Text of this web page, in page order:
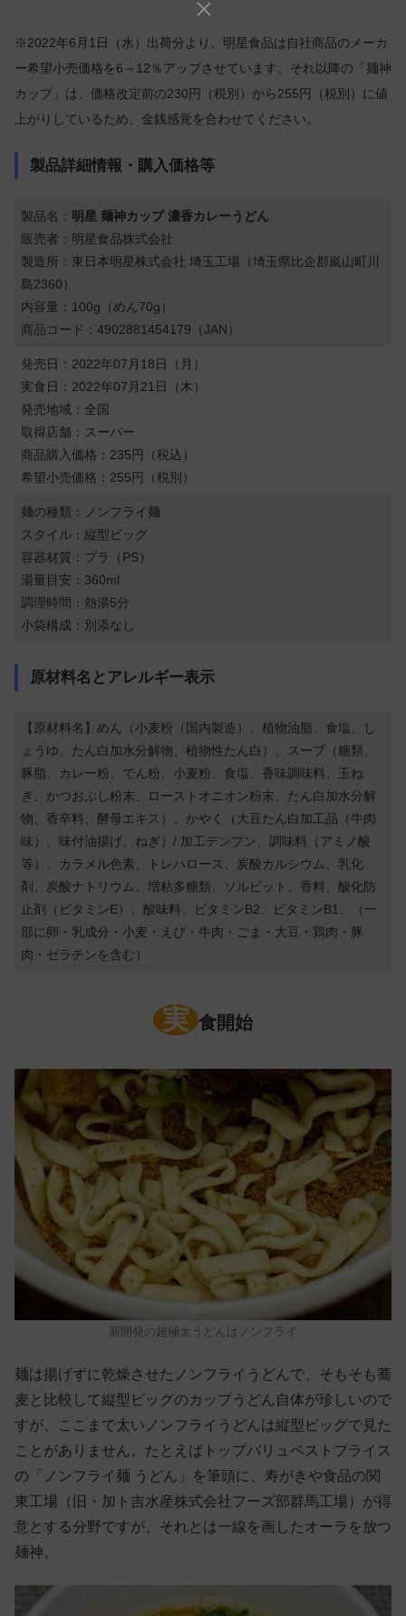
※2022年6月1日（水）出荷分より、明星食品は自社商品のメーカ
ー希望小売価格を6～12％アップさせています。それ以降の「麺神
カップ」は、価格改定前の230円（税別）から255円（税別）に値
上がりしているため、金銭感覚を合わせてください。
製品詳細情報・購入価格等
製品名： 明星 麺神カップ 濃香カレーうどん
販売者：明星食品株式会社
製造所：東日本明星株式会社 埼玉工場（埼玉県比企郡嵐山町川
島2360）
内容量：100g（めん70g）
商品コード：4902881454179（JAN）
発売日：2022年07月18日（月）
実食日：2022年07月21日（木）
発売地域：全国
取得店舗：スーパー
商品購入価格：235円（税込）
希望小売価格：255円（税別）
麺の種類：ノンフライ麺
スタイル：縦型ビッグ
容器材質：プラ（PS）
湯量目安：360ml
調理時間：熱湯5分
小袋構成：別添なし
原材料名とアレルギー表示
【原材料名】めん（小麦粉（国内製造）、植物油脂、食塩、し
ょうゆ、たん白加水分解物、植物性たん白）、スープ（糖類、
豚脂、カレー粉、でん粉、小麦粉、食塩、香味調味料、玉ね
ぎ、かつおぶし粉末、ローストオニオン粉末、たん白加水分解
物、香辛料、酵母エキス）、かやく（大豆たん白加工品（牛肉
味）、味付油揚げ、ねぎ）/ 加工デンプン、調味料（アミノ酸
等）、カラメル色素、トレハロース、炭酸カルシウム、乳化
剤、炭酸ナトリウム、増粘多糖類、ソルビット、香料、酸化防
止剤（ビタミンE）、酸味料、ビタミンB2、ビタミンB1、（一
部に卵・乳成分・小麦・えび・牛肉・ごま・大豆・鶏肉・豚
肉・ゼラチンを含む）
実 食開始
新開発の超極太うどんはノンフライ
麺は揚げずに乾燥させたノンフライうどんで、そもそも蕎
麦と比較して縦型ビッグのカップうどん自体が珍しいので
すが、ここまで太いノンフライうどんは縦型ビッグで見た
ことがありません。たとえばトップバリュベストプライス
の「ノンフライ麺 うどん」を筆頭に、寿がきや食品の関
東工場（旧・加ト吉水産株式会社フーズ部群馬工場）が得
意とする分野ですが、それとは一線を画したオーラを放つ
麺神。